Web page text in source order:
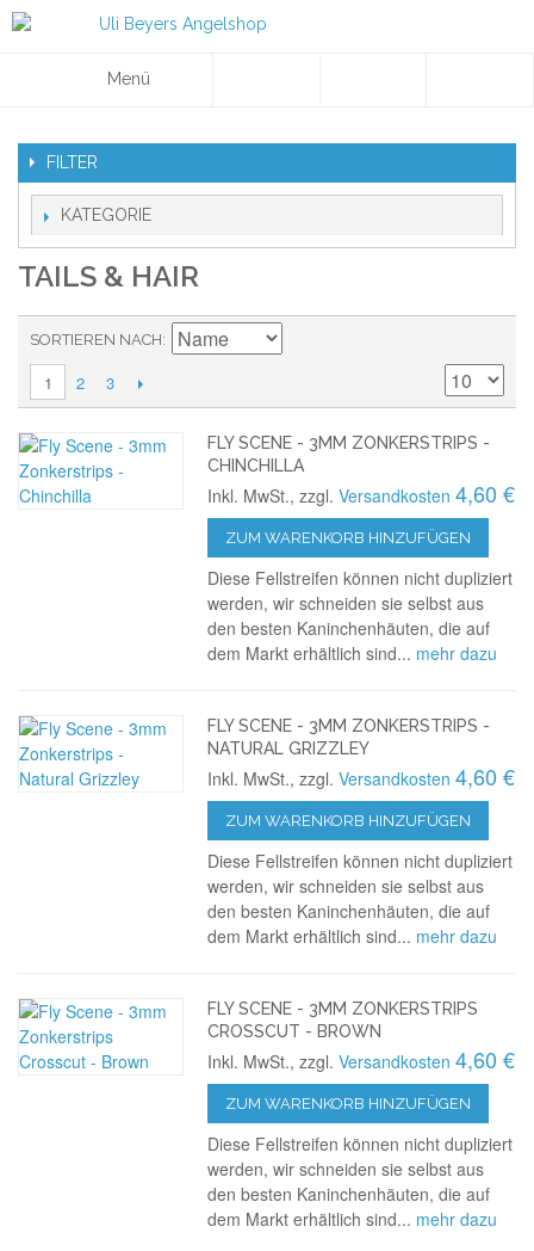
Menü
FILTER
KATEGORIE
TAILS & HAIR
SORTIEREN NACH
1 2 3
FLY SCENE - 3MM ZONKERSTRIPS -
CHINCHILLA
Inkl. MwSt., zzgl.Versandkosten 4,60 €
ZUM WARENKORB HINZUFÜGEN
Diese Fellstreifen können nicht dupliziert
werden, wir schneiden sie selbst aus
den besten Kaninchenhäuten, die auf
dem Markt erhältlich sind... mehr dazu
FLY SCENE - 3MM ZONKERSTRIPS -
NATURAL GRIZZLEY
Inkl. MwSt., zzgl.Versandkosten 4,60 €
ZUM WARENKORB HINZUFÜGEN
Diese Fellstreifen können nicht dupliziert
werden, wir schneiden sie selbst aus
den besten Kaninchenhäuten, die auf
dem Markt erhältlich sind... mehr dazu
FLY SCENE - 3MM ZONKERSTRIPS
CROSSCUT - BROWN
Inkl. MwSt., zzgl.Versandkosten 4,60 €
ZUM WARENKORB HINZUFÜGEN
Diese Fellstreifen können nicht dupliziert
werden, wir schneiden sie selbst aus
den besten Kaninchenhäuten, die auf
dem Markt erhältlich sind... mehr dazu